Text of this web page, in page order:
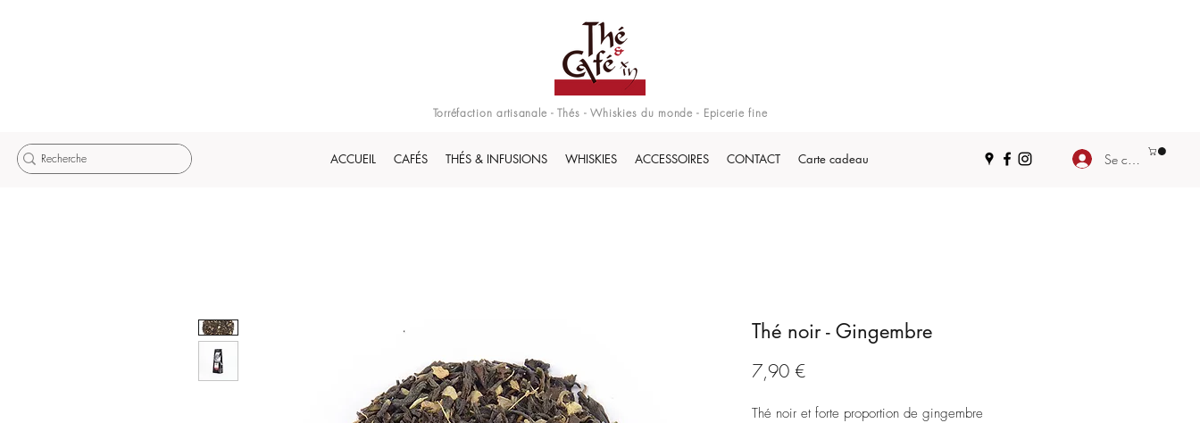
Torréfaction artisanale - Thés - Whiskies du monde - Epicerie fine
ACCUEIL CAFÉS THÉS & INFUSIONS WHISKIES ACCESSOIRES CONTACT Carte cadeau Se connecter
Thé noir - Gingembre
7,90 €Prix
Thé noir et forte proportion de gingembre